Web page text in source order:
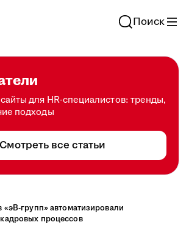
Поиск
для HR-специалистов: тренды,
подходы
Смотреть все статьи
«эВ-групп» автоматизировали
процессов